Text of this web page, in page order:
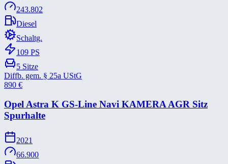
243.802
Diesel
Schaltg.
109 PS
5 Sitze
Diffb. gem. § 25a UStG
890 €
Opel Astra K GS-​Line Navi KAMERA AGR Sitz
Spurhalte
2021
66.900